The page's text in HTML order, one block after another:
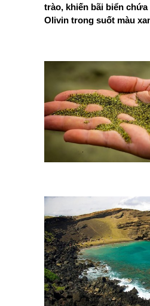
trào, khiến bãi biển
Olivin trong suốt màu